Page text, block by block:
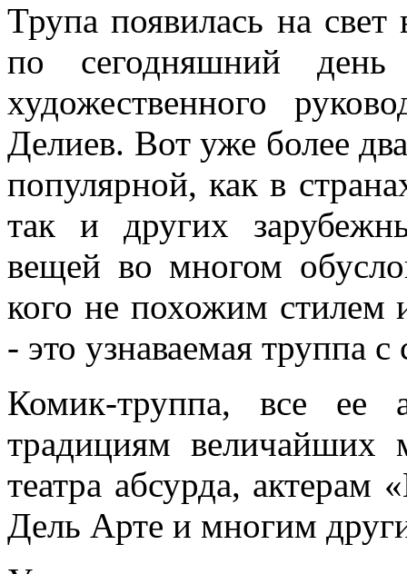
Трупа появилась на
по сегодняшний
художественного
Делиев. Вот уже более
популярной, как в
так и других
вещей во многом
кого не похожим стилем
- это узнаваемая труппа
Комик-труппа, все ее
традициям величайших
театра абсурда, актерам
Дель Арте и многим